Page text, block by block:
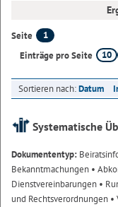
Seite
1
Einträge pro Seite
10
Sortieren nach:Datum
Systematische
Dokumententyp:
Bekanntmachungen •
Dienstvereinbarungen •
und Rechtsverordnungen •